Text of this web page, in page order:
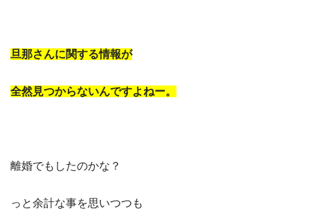
旦那さんに関する情報が
全然見つからないんですよねー。
離婚でもしたのかな？
っと余計な事を思いつつも